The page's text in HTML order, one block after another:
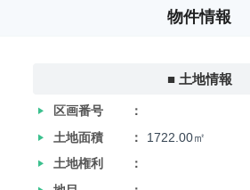
物件情報
■ 土地情報
‣
区画番号
‣
土地面積
1722.00㎡
‣
土地権利